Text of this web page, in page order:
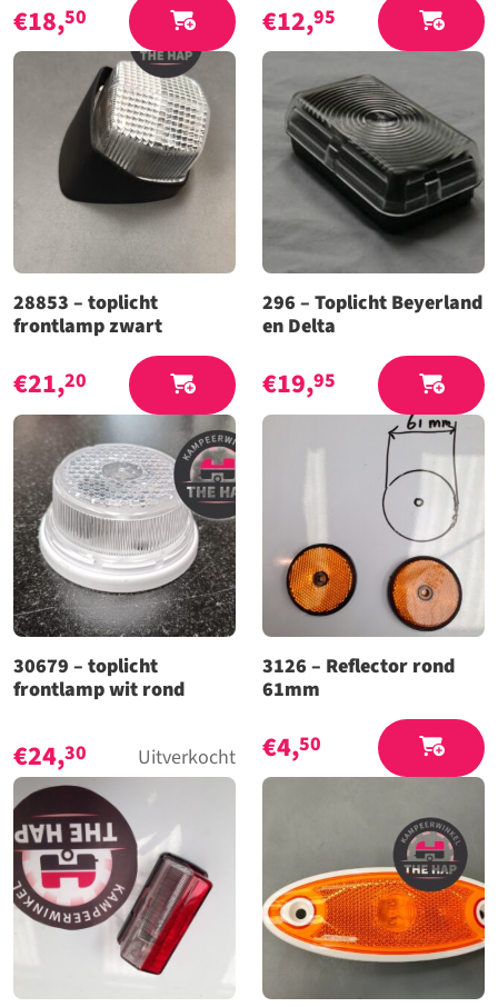
€18,50 €12,95
28853 – toplicht
frontlamp zwart
€21,20
296 – Toplicht Beyerland
en Delta
€19,95
30679 – toplicht
frontlamp wit rond
€24,30 Uitverkocht
3126 – Reflector rond
61mm
€4,50